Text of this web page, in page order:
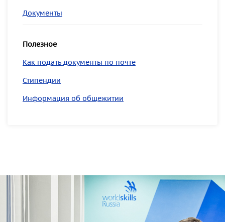
Документы
Полезное
Как подать документы по почте
Стипендии
Информация об общежитии